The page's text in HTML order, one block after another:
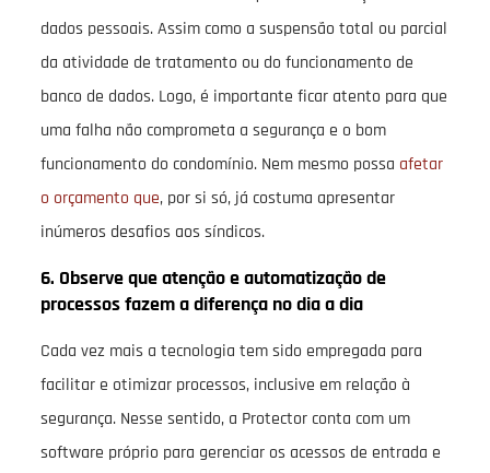
dados pessoais. Assim como a suspensão total ou parcial
da atividade de tratamento ou do funcionamento de
banco de dados. Logo, é importante ficar atento para que
uma falha não comprometa a segurança e o bom
funcionamento do condomínio. Nem mesmo possa afetar
o orçamento que, por si só, já costuma apresentar
inúmeros desafios aos síndicos.
6. Observe que atenção e automatização de
processos fazem a diferença no dia a dia
Cada vez mais a tecnologia tem sido empregada para
facilitar e otimizar processos, inclusive em relação à
segurança. Nesse sentido, a Protector conta com um
software próprio para gerenciar os acessos de entrada e